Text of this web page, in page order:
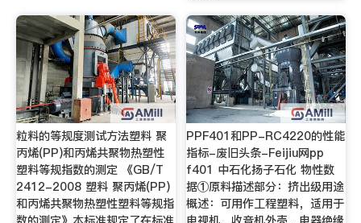
粒料的等规度测试方法塑料 聚
丙烯(PP)和丙烯共聚物热塑性
塑料等规指数的测定 《GB/T
2412-2008 塑料 聚丙烯(PP)
和丙烯共聚物热塑性塑料等规指
PPF401和PP-RC4220的性能
指标-废旧头条-Feijiu网pp
f401 中石化扬子石化 物性数
据①原料描述部分：挤出级用途
概述：可用作工程塑料，适用于